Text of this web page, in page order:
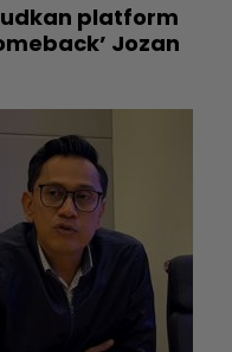
platform
Jozan